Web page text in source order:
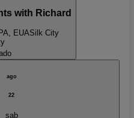
with Richard
EUASilk City
ago
22
sab